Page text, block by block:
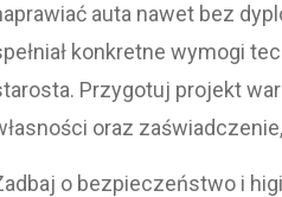
auta nawet bez
konkretne wymogi
Przygotuj projekt
oraz
o bezpieczeństwo i